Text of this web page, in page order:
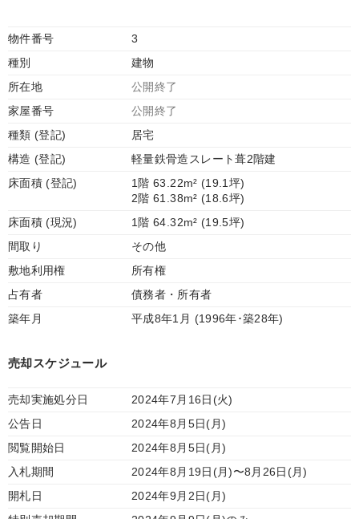
物件番号
3
種別
建物
所在地
公開終了
家屋番号
公開終了
種類 (登記)
居宅
構造 (登記)
軽量鉄骨造スレート葺2階建
床面積 (登記)
1階 63.22m² (19.1坪)
2階 61.38m² (18.6坪)
床面積 (現況)
1階 64.32m² (19.5坪)
間取り
その他
敷地利用権
所有権
占有者
債務者・所有者
築年月
平成8年1月 (1996年･築28年)
売却スケジュール
売却実施処分日
2024年7月16日(火)
公告日
2024年8月5日(月)
閲覧開始日
2024年8月5日(月)
入札期間
2024年8月19日(月)〜8月26日(月)
開札日
2024年9月2日(月)